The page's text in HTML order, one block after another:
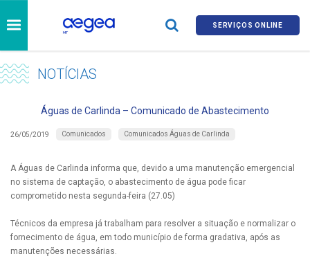
SERVIÇOS ONLINE
NOTÍCIAS
Águas de Carlinda – Comunicado de Abastecimento
26/05/2019 Comunicados Comunicados Águas de Carlinda
A Águas de Carlinda informa que, devido a uma manutenção emergencial
no sistema de captação, o abastecimento de água pode ficar
comprometido nesta segunda-feira (27.05)
Técnicos da empresa já trabalham para resolver a situação e normalizar o
fornecimento de água, em todo município de forma gradativa, após as
manutenções necessárias.